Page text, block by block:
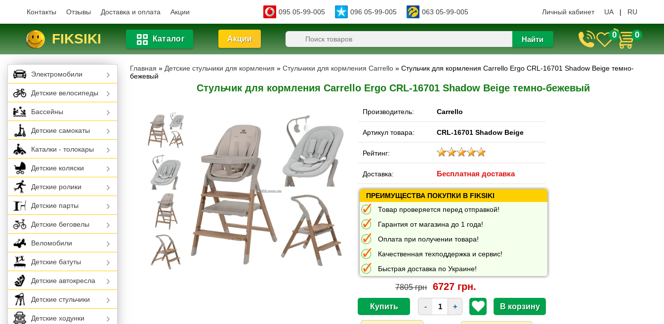
Контакты Отзывы Доставка и оплата Акции 095 05-99-005 096 05-99-005 063 05-99-005 Личный кабинет UA | RU
FIKSIKI Каталог Акции Найти 0 0
Главная » Детские стульчики для кормления »Стульчики для кормления Carrello » Стульчик для кормления Carrello Ergo CRL-16701 Shadow Beige темно-
бежевый
Стульчик для кормления Carrello Ergo CRL-16701 Shadow Beige темно-бежевый
Производитель: Carrello
Артикул товара: CRL-16701 Shadow Beige
Рейтинг:
Доставка: Бесплатная доставка
ПРЕИМУЩЕСТВА ПОКУПКИ В FIKSIKI
Товар проверяется перед отправкой!
Гарантия от магазина до 1 года!
Оплата при получении товара!
Качественная техподдержка и сервис!
Быстрая доставка по Украине!
7805 грн 6727 грн.
- +
Электромобили
Детские велосипеды
Бассейны
Детские самокаты
Каталки - толокары
Детские коляски
Детские ролики
Детские парты
Детские беговелы
Веломобили
Детские батуты
Детские автокресла
Детские стульчики
Детские ходунки